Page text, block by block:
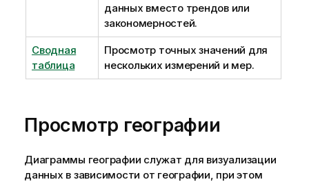
данных вместо трендов или
закономерностей.
Сводная
таблица
Просмотр точных значений для
нескольких измерений и мер.
Просмотр географии
Диаграммы географии служат для визуализации
данных в зависимости от географии, при этом